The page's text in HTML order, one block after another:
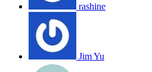
rashine
Jim Yu